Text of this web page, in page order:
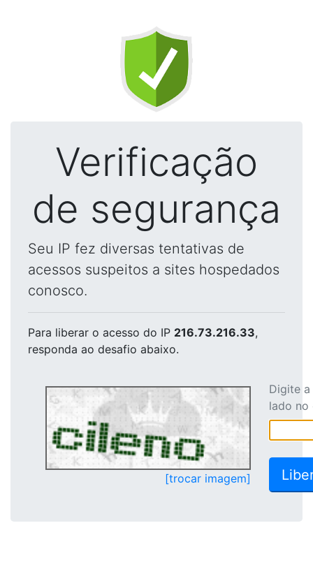
Verificação
de segurança
Seu IP fez diversas tentativas de
acessos suspeitos a sites hospedados
conosco.
Para liberar o acesso do IP 216.73.216.33,
responda ao desafio abaixo.
[trocar imagem]
Digite
lado no